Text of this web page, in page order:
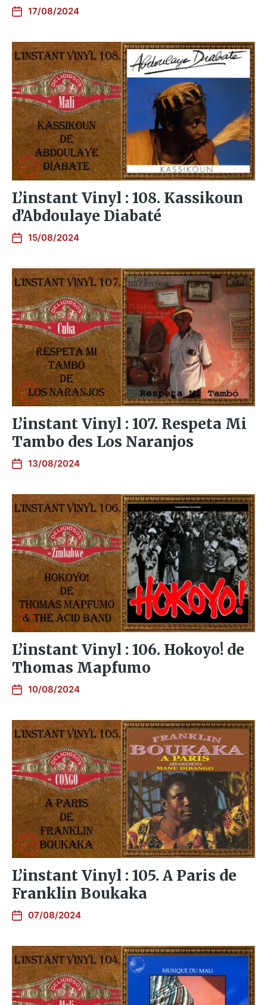
17/08/2024
L’instant Vinyl : 108. Kassikoun
d’Abdoulaye Diabaté
15/08/2024
L’instant Vinyl : 107. Respeta Mi
Tambo des Los Naranjos
13/08/2024
L’instant Vinyl : 106. Hokoyo! de
Thomas Mapfumo
10/08/2024
L’instant Vinyl : 105. A Paris de
Franklin Boukaka
07/08/2024